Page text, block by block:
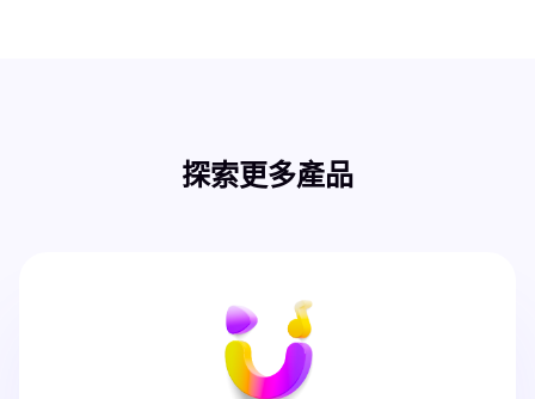
探索更多產品